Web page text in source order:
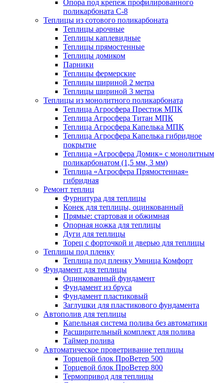
Опора под крепеж профилированного
поликарбоната С-8
Теплицы из сотового поликарбоната
Теплицы арочные
Теплицы каплевидные
Теплицы прямостенные
Теплицы домиком
Парники
Теплицы фермерские
Теплицы шириной 2 метра
Теплицы шириной 3 метра
Теплицы из монолитного поликарбоната
Теплица Агросфера Престиж МПК
Теплица Агросфера Титан МПК
Теплица Агросфера Капелька МПК
Теплица Агросфера Капелька гибридное
покрытие
Теплица «Агросфера Домик» с монолитным
поликарбонатом (1,5 мм, 3 мм)
Теплица «Агросфера Прямостенная»
гибридная
Ремонт теплиц
Фурнитура для теплицы
Конек для теплицы, оцинкованный
Прямые: стартовая и обжимная
Опорная ножка для теплицы
Дуги для теплицы
Торец с форточкой и дверью для теплицы
Теплицы под пленку
Теплица под пленку Умница Комфорт
Фундамент для теплицы
Оцинкованный фундамент
Фундамент из бруса
Фундамент пластиковый
Заглушки для пластикового фундамента
Автополив для теплицы
Капельная система полива без автоматики
Расширительный комплект для полива
Таймер полива
Автоматическое проветривание теплицы
Торцевой блок ПроВетер 500
Торцевой блок ПроВетер 800
Термопривод для теплицы